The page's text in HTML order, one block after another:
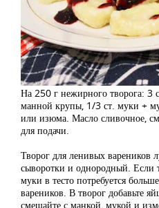
На 250 г нежирного творога: 3
манной крупы, 1/3 ст. муки +
или изюма. Масло сливочное,
для подачи.
Творог для ленивых вареников
сыворотки и однородный. Если
муки в тесто потребуется
вареников. В творог добавьте
смешайте с манкой, мукой и